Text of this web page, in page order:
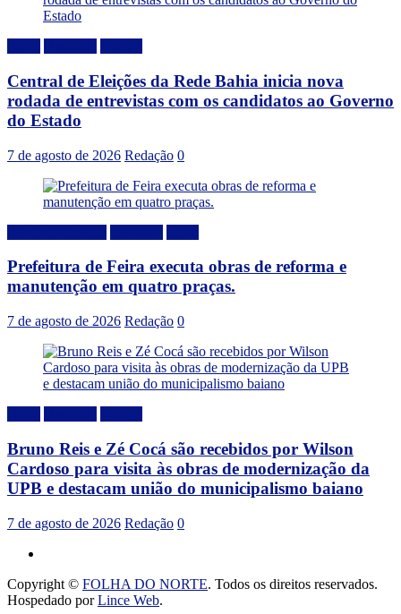
Central de Eleições da Rede Bahia inicia nova
rodada de entrevistas com os candidatos ao Governo
do Estado
7 de agosto de 2026 Redação 0
Prefeitura de Feira executa obras de reforma e
manutenção em quatro praças.
7 de agosto de 2026 Redação 0
Bruno Reis e Zé Cocá são recebidos por Wilson
Cardoso para visita às obras de modernização da
UPB e destacam união do municipalismo baiano
7 de agosto de 2026 Redação 0
Copyright © FOLHA DO NORTE. Todos os direitos reservados.
Hospedado porLince Web.